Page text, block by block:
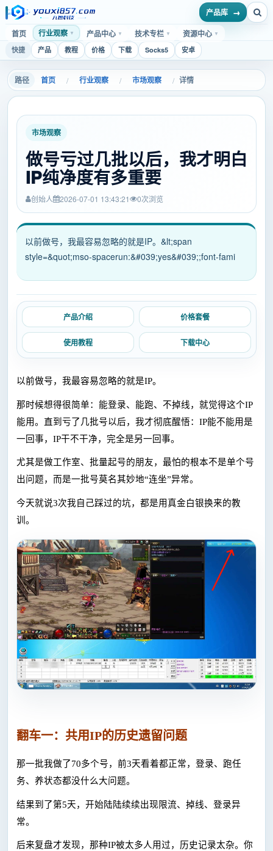
首页 行业观察 ▼ 产品中心 ▼ 技术专栏 ▼ 资源中心 ▼
产品库
快捷 产品 教程 价格 下载 Socks5 安卓
首页 / 行业观察 / 市场观察 / 详情
市场观察
做号亏过几批以后，我才明白
IP纯净度有多重要
创始人 2026-07-01 13:43:21 0次浏览
以前做号，我最容易忽略的就是IP。&lt;span
style=&quot;mso-spacerun:&#039;yes&#039;;font-fami
产品介绍 价格套餐
使用教程 下载中心
以前做号，我最容易忽略的就是IP。
那时候想得很简单：能登录、能跑、不掉线，就觉得这个IP
能用。直到亏了几批号以后，我才彻底醒悟：IP能不能用是
一回事，IP干不干净，完全是另一回事。
尤其是做工作室、批量起号的朋友，最怕的根本不是单个号
出问题，而是一批号莫名其妙地“连坐”异常。
今天就说3次我自己踩过的坑，都是用真金白银换来的教
训。
翻车一：共用IP的历史遗留问题
那一批我做了70多个号，前3天看着都正常，登录、跑任
务、养状态都没什么大问题。
结果到了第5天，开始陆陆续续出现限流、掉线、登录异
常。
后来复盘才发现，那种IP被太多人用过，历史记录太杂。你